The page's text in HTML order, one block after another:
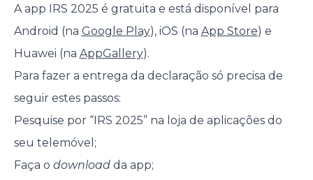
A app IRS 2025 é gratuita e está disponível para
Android (na Google Play), iOS (na App Store) e
Huawei (na AppGallery).
Para fazer a entrega da declaração só precisa de
seguir estes passos:
Pesquise por “IRS 2025” na loja de aplicações do
seu telemóvel;
Faça o downloadda app;